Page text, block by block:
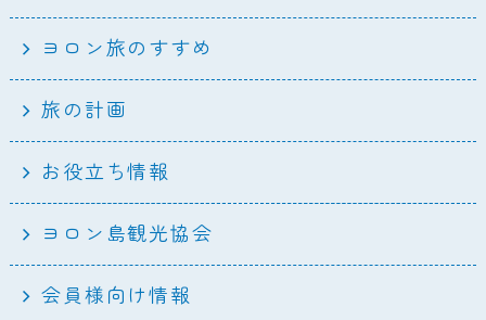
ヨロン旅のすすめ
旅の計画
お役立ち情報
ヨロン島観光協会
会員様向け情報